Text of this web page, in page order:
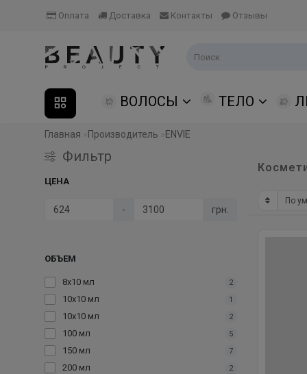
Оплата Доставка Контакты Отзывы
ВОЛОСЫ ТЕЛО
Главная Производитель ENVIE
Фильтр
ЦЕНА
- грн.
ОБЪЕМ
8x10 мл 2
10x10 мл 1
10х10 мл 2
100 мл 5
150 мл 7
200 мл 2